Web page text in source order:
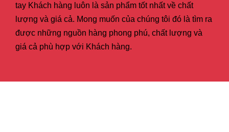
tay Khách hàng luôn là sản phẩm tốt nhất về chất
lượng và giá cả. Mong muốn của chúng tôi đó là tìm ra
được những nguồn hàng phong phú, chất lượng và
giá cả phù hợp với Khách hàng.